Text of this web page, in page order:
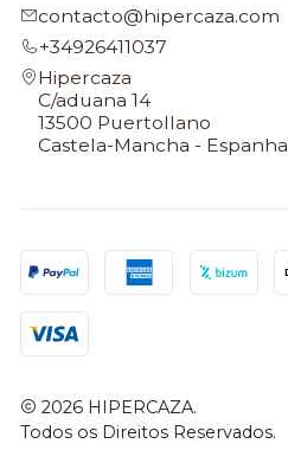
contacto@hipercaza.com
+34926411037
Hipercaza
C/aduana 14
13500 Puertollano
Castela-Mancha - Espanha
2026 HIPERCAZA.
Todos os Direitos Reservados.